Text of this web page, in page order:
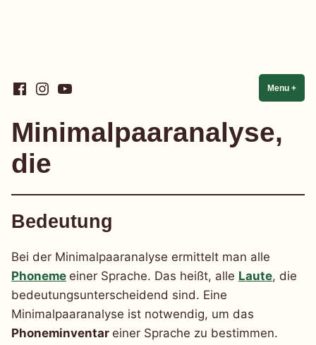
Linguistik einfach einfach Menu +
Facebook
Instagram
YouTube
Minimalpaaranalyse,
die
Bedeutung
Bei der Minimalpaaranalyse ermittelt man alle
Phoneme einer Sprache. Das heißt, alle Laute, die
bedeutungsunterscheidend sind. Eine
Minimalpaaranalyse ist notwendig, um das
Phoneminventar einer Sprache zu bestimmen.